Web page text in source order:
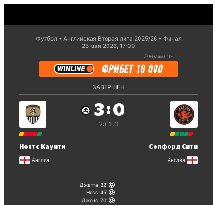
Футбол Английская Вторая лига 2025/26
Финал
25 мая 2026, 17:00
ⓘ Реклама 18+.
ЗАВЕРШЕН
Ноттс Каунти
Англия
3:0
2:01:0
Солфорд Сити
Англия
Джатта 32
Несс 45
Джонс 70